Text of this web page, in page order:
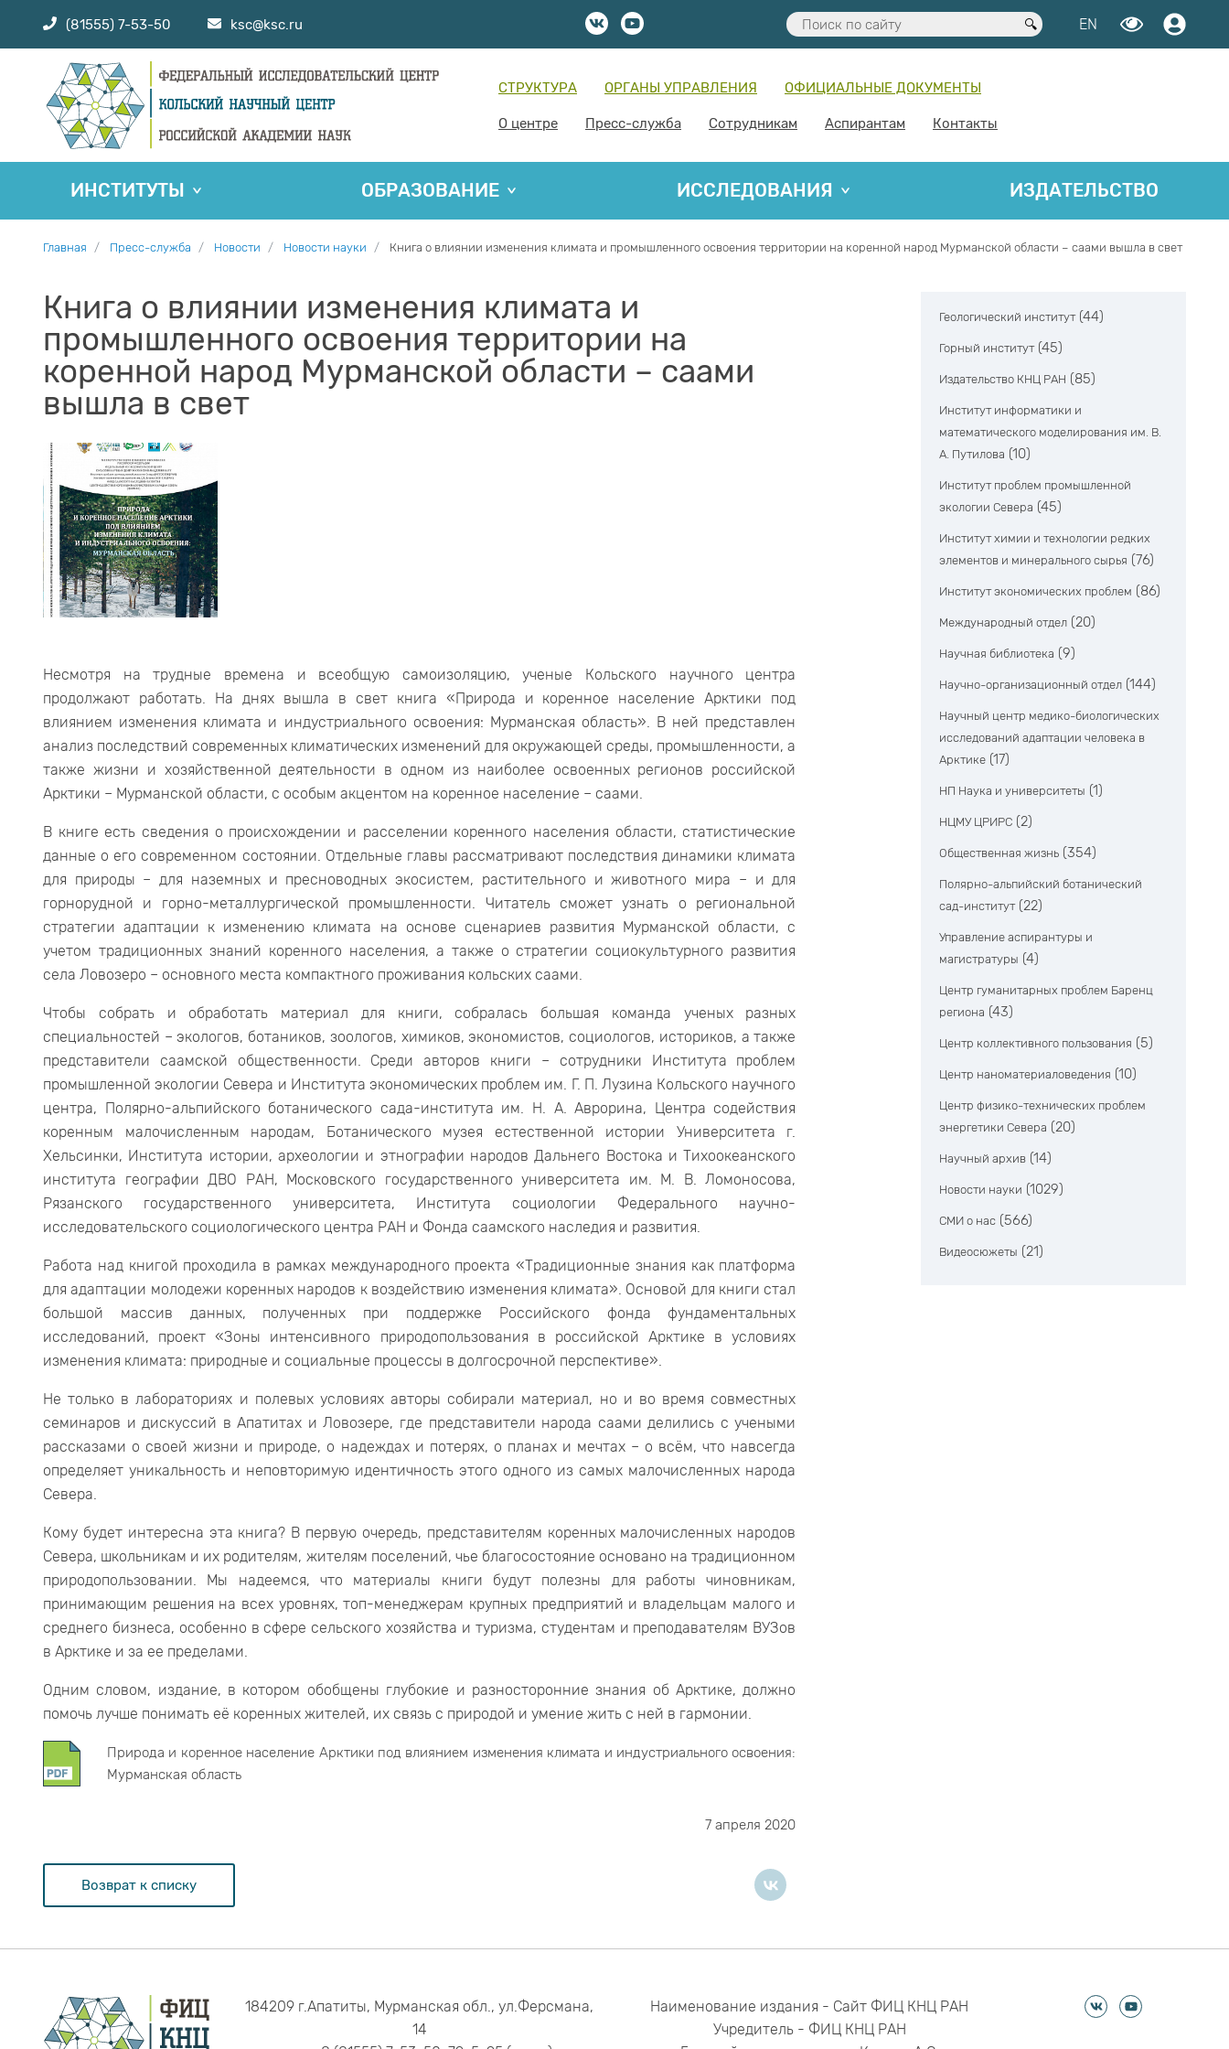
(81555) 7-53-50 ksc@ksc.ru EN
СТРУКТУРА ОРГАНЫ УПРАВЛЕНИЯ ОФИЦИАЛЬНЫЕ ДОКУМЕНТЫ
О центре Пресс-служба Сотрудникам Аспирантам Контакты
ИНСТИТУТЫ ОБРАЗОВАНИЕ ИССЛЕДОВАНИЯ ИЗДАТЕЛЬСТВО
Главная Пресс-служба Новости Новости науки Книга о влиянии изменения климата и промышленного освоения территории на коренной народ Мурманской области – саами вышла в свет
Книга о влиянии изменения климата и
промышленного освоения территории на
коренной народ Мурманской области – саами
вышла в свет
Несмотря на трудные времена и всеобщую самоизоляцию, ученые Кольского научного центра
продолжают работать. На днях вышла в свет книга «Природа и коренное население Арктики под
влиянием изменения климата и индустриального освоения: Мурманская область». В ней представлен
анализ последствий современных климатических изменений для окружающей среды, промышленности, а
также жизни и хозяйственной деятельности в одном из наиболее освоенных регионов российской
Арктики – Мурманской области, с особым акцентом на коренное население – саами.
В книге есть сведения о происхождении и расселении коренного населения области, статистические
данные о его современном состоянии. Отдельные главы рассматривают последствия динамики климата
для природы – для наземных и пресноводных экосистем, растительного и животного мира – и для
горнорудной и горно-металлургической промышленности. Читатель сможет узнать о региональной
стратегии адаптации к изменению климата на основе сценариев развития Мурманской области, с
учетом традиционных знаний коренного населения, а также о стратегии социокультурного развития
села Ловозеро – основного места компактного проживания кольских саами.
Чтобы собрать и обработать материал для книги, собралась большая команда ученых разных
специальностей – экологов, ботаников, зоологов, химиков, экономистов, социологов, историков, а также
представители саамской общественности. Среди авторов книги – сотрудники Института проблем
промышленной экологии Севера и Института экономических проблем им. Г. П. Лузина Кольского научного
центра, Полярно-альпийского ботанического сада-института им. Н. А. Аврорина, Центра содействия
коренным малочисленным народам, Ботанического музея естественной истории Университета г.
Хельсинки, Института истории, археологии и этнографии народов Дальнего Востока и Тихоокеанского
института географии ДВО РАН, Московского государственного университета им. М. В. Ломоносова,
Рязанского государственного университета, Института социологии Федерального научно-
исследовательского социологического центра РАН и Фонда саамского наследия и развития.
Работа над книгой проходила в рамках международного проекта «Традиционные знания как платформа
для адаптации молодежи коренных народов к воздействию изменения климата». Основой для книги стал
большой массив данных, полученных при поддержке Российского фонда фундаментальных
исследований, проект «Зоны интенсивного природопользования в российской Арктике в условиях
изменения климата: природные и социальные процессы в долгосрочной перспективе».
Не только в лабораториях и полевых условиях авторы собирали материал, но и во время совместных
семинаров и дискуссий в Апатитах и Ловозере, где представители народа саами делились с учеными
рассказами о своей жизни и природе, о надеждах и потерях, о планах и мечтах – о всём, что навсегда
определяет уникальность и неповторимую идентичность этого одного из самых малочисленных народа
Севера.
Кому будет интересна эта книга? В первую очередь, представителям коренных малочисленных народов
Севера, школьникам и их родителям, жителям поселений, чье благосостояние основано на традиционном
природопользовании. Мы надеемся, что материалы книги будут полезны для работы чиновникам,
принимающим решения на всех уровнях, топ-менеджерам крупных предприятий и владельцам малого и
среднего бизнеса, особенно в сфере сельского хозяйства и туризма, студентам и преподавателям ВУЗов
в Арктике и за ее пределами.
Одним словом, издание, в котором обобщены глубокие и разносторонние знания об Арктике, должно
помочь лучше понимать её коренных жителей, их связь с природой и умение жить с ней в гармонии.
Природа и коренное население Арктики под влиянием изменения климата и индустриального освоения:
Мурманская область
7 апреля 2020
Возврат к списку
Геологический институт (44)
Горный институт (45)
Издательство КНЦ РАН (85)
Институт информатики и
математического моделирования им. В.
А. Путилова (10)
Институт проблем промышленной
экологии Севера (45)
Институт химии и технологии редких
элементов и минерального сырья (76)
Институт экономических проблем (86)
Международный отдел (20)
Научная библиотека (9)
Научно-организационный отдел (144)
Научный центр медико-биологических
исследований адаптации человека в
Арктике (17)
НП Наука и университеты (1)
НЦМУ ЦРИРС (2)
Общественная жизнь (354)
Полярно-альпийский ботанический
сад-институт (22)
Управление аспирантуры и
магистратуры (4)
Центр гуманитарных проблем Баренц
региона (43)
Центр коллективного пользования (5)
Центр наноматериаловедения (10)
Центр физико-технических проблем
энергетики Севера (20)
Научный архив (14)
Новости науки (1029)
СМИ о нас (566)
Видеосюжеты (21)
184209 г.Апатиты, Мурманская обл., ул.Ферсмана,
14
Наименование издания - Сайт ФИЦ КНЦ РАН
Учредитель - ФИЦ КНЦ РАН